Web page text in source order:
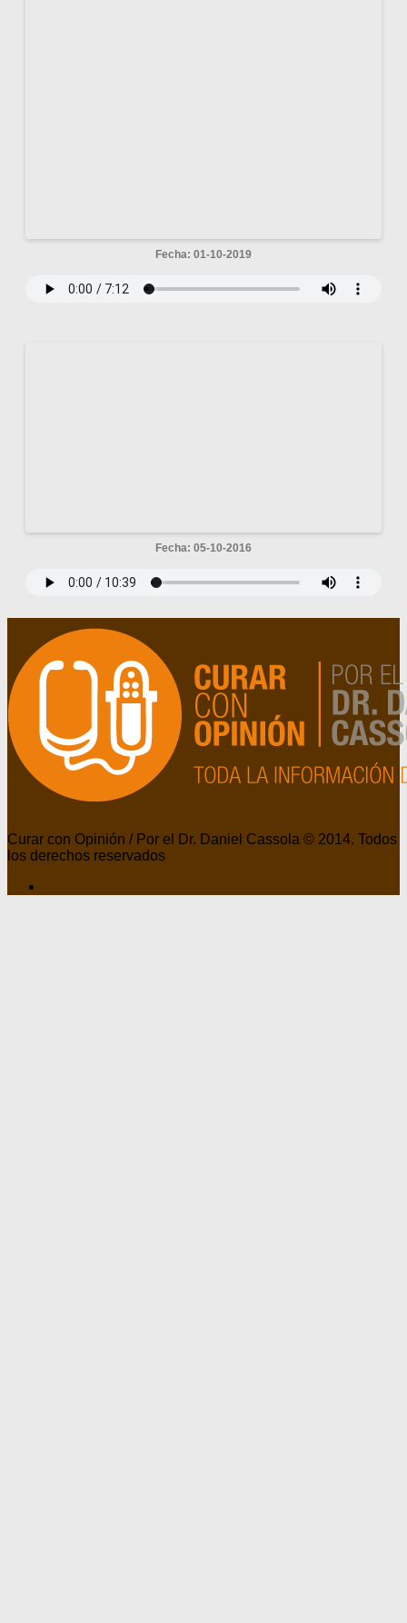
Fecha: 01-10-2019
Fecha: 05-10-2016
Curar con Opinión / Por el Dr. Daniel Cassola © 2014. Todos
los derechos reservados